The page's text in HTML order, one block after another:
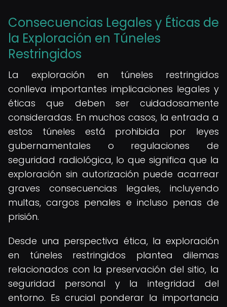
Consecuencias Legales y Éticas de
la Exploración en Túneles
Restringidos
La exploración en túneles restringidos
conlleva importantes implicaciones legales y
éticas que deben ser cuidadosamente
consideradas. En muchos casos, la entrada a
estos túneles está prohibida por leyes
gubernamentales o regulaciones de
seguridad radiológica, lo que significa que la
exploración sin autorización puede acarrear
graves consecuencias legales, incluyendo
multas, cargos penales e incluso penas de
prisión.
Desde una perspectiva ética, la exploración
en túneles restringidos plantea dilemas
relacionados con la preservación del sitio, la
seguridad personal y la integridad del
entorno. Es crucial ponderar la importancia